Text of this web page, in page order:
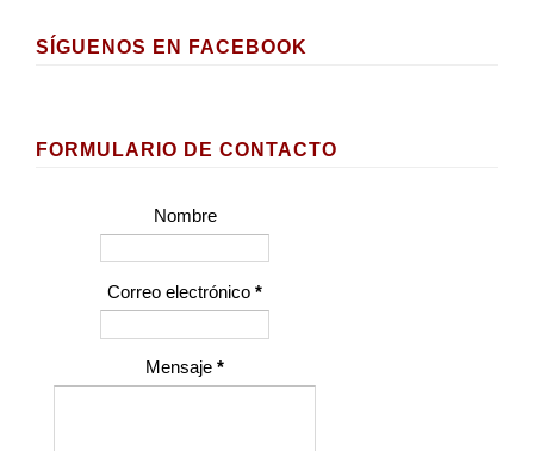
SÍGUENOS EN FACEBOOK
FORMULARIO DE CONTACTO
Nombre
Correo electrónico *
Mensaje *